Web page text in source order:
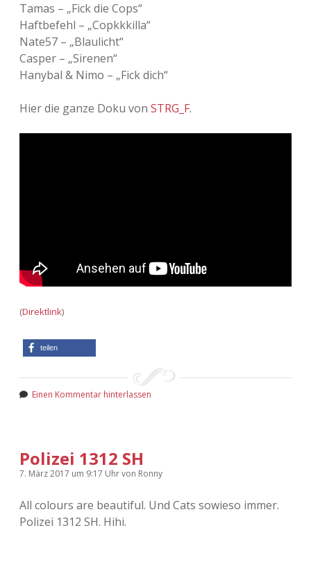
Tamas – „Fick die Cops“
Haftbefehl – „Copkkkilla“
Nate57 – „Blaulicht“
Casper – „Sirenen“
Hanybal & Nimo – „Fick dich“
Hier die ganze Doku von STRG_F.
(Direktlink)
teilen
Einen Kommentar hinterlassen
Polizei 1312 SH
7. März 2017 um 9:17 Uhrvon Ronny
All colours are beautiful. Und Cats sowieso immer.
Polizei 1312 SH. Hihi.